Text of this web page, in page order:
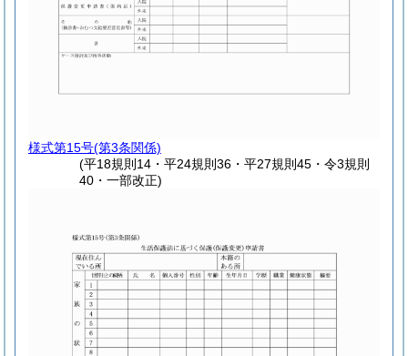
様式第15号(第3条関係)
(平18規則14・平24規則36・平27規則45・令3規則
40・一部改正)